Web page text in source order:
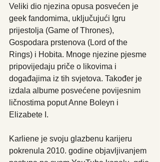
Veliki dio njezina opusa posvećen je
geek fandomima, uključujući Igru
prijestolja (Game of Thrones),
Gospodara prstenova (Lord of the
Rings) i Hobita. Mnoge njezine pjesme
pripovijedaju priče o likovima i
događajima iz tih svjetova. Također je
izdala albume posvećene povijesnim
ličnostima poput Anne Boleyn i
Elizabete I.
Karliene je svoju glazbenu karijeru
pokrenula 2010. godine objavljivanjem